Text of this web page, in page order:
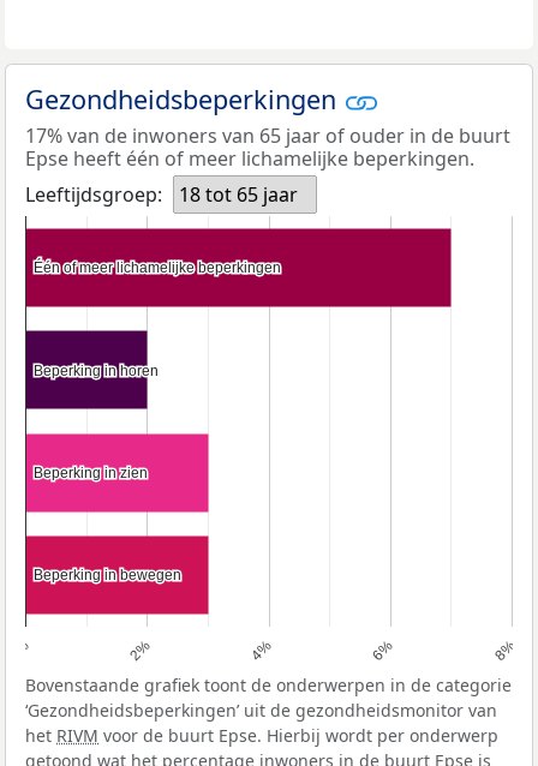
Gezondheidsbeperkingen
17% van de inwoners van 65 jaar of ouder in de buurt
Epse heeft één of meer lichamelijke beperkingen.
Leeftijdsgroep:
18 tot 65 jaar
0% 2% 4% 6% 8%
Één of meer lichamelijke beperkingen
Één of meer lichamelijke beperkingen
Beperking in horen
Beperking in horen
Beperking in zien
Beperking in zien
Beperking in bewegen
Beperking in bewegen
Bovenstaande grafiek toont de onderwerpen in de categorie
‘Gezondheidsbeperkingen’ uit de gezondheidsmonitor van
het RIVM voor de buurt Epse. Hierbij wordt per onderwerp
getoond wat het percentage inwoners in de buurt Epse is